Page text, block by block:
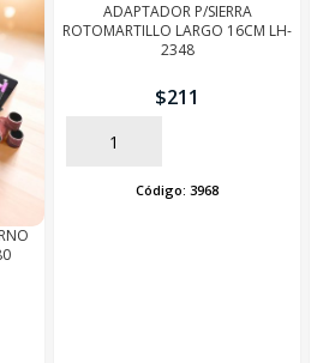
ADAPTADOR P/SIERRA
ROTOMARTILLO LARGO 16CM LH-
2348
$211
AÑADIR
Código:3968